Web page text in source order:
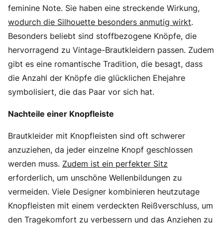
feminine Note. Sie haben eine streckende Wirkung,
wodurch die Silhouette besonders anmutig wirkt.
Besonders beliebt sind stoffbezogene Knöpfe, die
hervorragend zu Vintage-Brautkleidern passen. Zudem
gibt es eine romantische Tradition, die besagt, dass
die Anzahl der Knöpfe die glücklichen Ehejahre
symbolisiert, die das Paar vor sich hat.
Nachteile einer Knopfleiste
Brautkleider mit Knopfleisten sind oft schwerer
anzuziehen, da jeder einzelne Knopf geschlossen
werden muss. Zudem ist ein perfekter Sitz
erforderlich, um unschöne Wellenbildungen zu
vermeiden. Viele Designer kombinieren heutzutage
Knopfleisten mit einem verdeckten Reißverschluss, um
den Tragekomfort zu verbessern und das Anziehen zu